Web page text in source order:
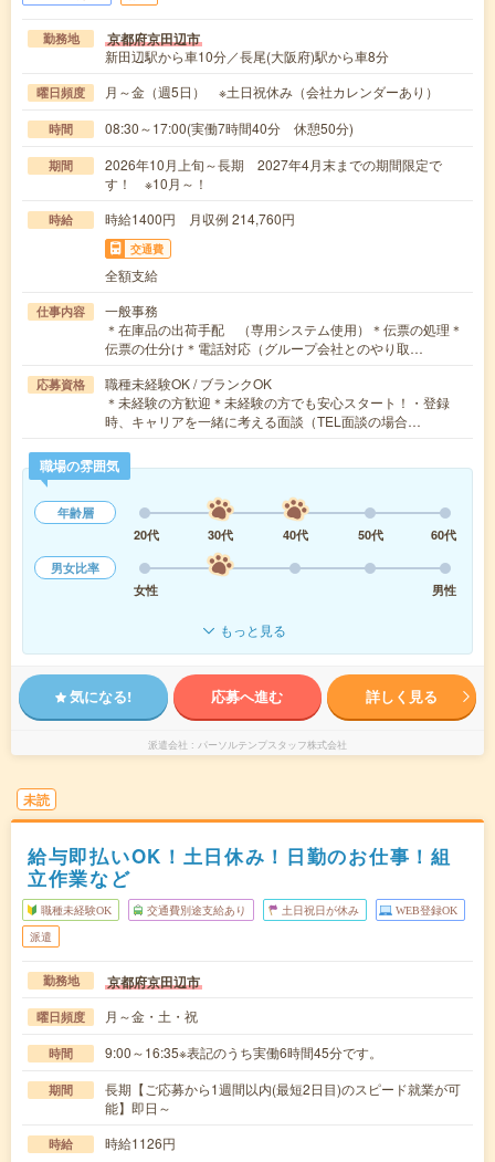
勤務地 京都府京田辺市
新田辺駅から車10分／長尾(大阪府)駅から車8分
曜日頻度 月～金（週5日） ※土日祝休み（会社カレンダーあり）
時間 08:30～17:00(実働7時間40分 休憩50分)
期間
2026年10月上旬～長期 2027年4月末までの期間限定で
す！ ※10月～！
時給 時給1400円 月収例 214,760円
交通費
全額支給
仕事内容
一般事務
＊在庫品の出荷手配 （専用システム使用）＊伝票の処理＊
伝票の仕分け＊電話対応（グループ会社とのやり取…
応募資格
職種未経験OK / ブランクOK
＊未経験の方歓迎＊未経験の方でも安心スタート！・登録
時、キャリアを一緒に考える面談（TEL面談の場合…
職場の雰囲気
年齢層
20代
30代 40代 50代
60代
男女比率
女性
男性
もっと見る
気になる! 応募へ進む 詳しく見る
派遣会社 パーソルテンプスタッフ株式会社
未読
給与即払いOK！土日休み！日勤のお仕事！組
立作業など
職種未経験OK 交通費別途支給あり 土日祝日が休み WEB登録OK
派遣
勤務地 京都府京田辺市
曜日頻度 月～金・土・祝
時間 9:00～16:35※表記のうち実働6時間45分です。
期間
長期【ご応募から1週間以内(最短2日目)のスピード就業が可
能】即日～
時給 時給1126円